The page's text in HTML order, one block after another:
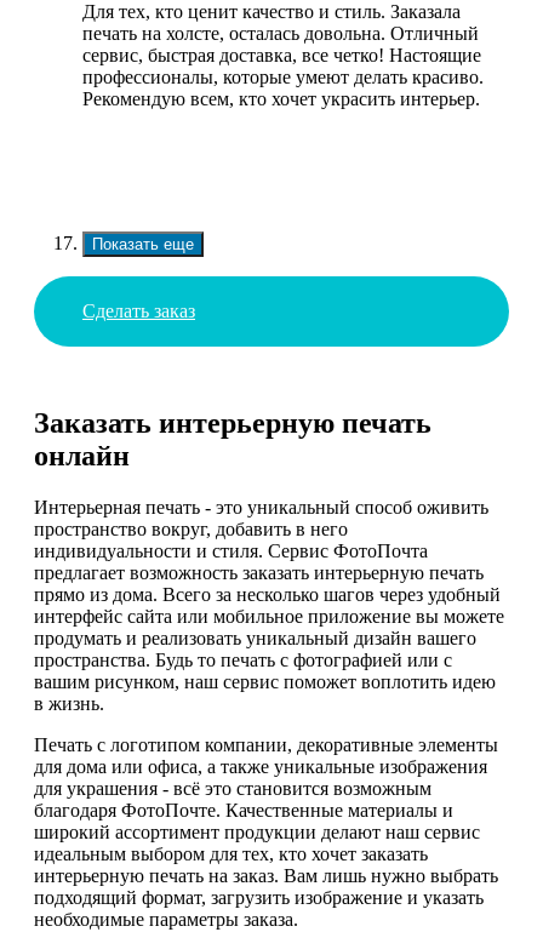
Для тех, кто ценит качество и стиль. Заказала
печать на холсте, осталась довольна. Отличный
сервис, быстрая доставка, все четко! Настоящие
профессионалы, которые умеют делать красиво.
Рекомендую всем, кто хочет украсить интерьер.
Показать еще
Сделать заказ
Заказать интерьерную печать
онлайн
Интерьерная печать - это уникальный способ оживить
пространство вокруг, добавить в него
индивидуальности и стиля. Сервис ФотоПочта
предлагает возможность заказать интерьерную печать
прямо из дома. Всего за несколько шагов через удобный
интерфейс сайта или мобильное приложение вы можете
продумать и реализовать уникальный дизайн вашего
пространства. Будь то печать с фотографией или с
вашим рисунком, наш сервис поможет воплотить идею
в жизнь.
Печать с логотипом компании, декоративные элементы
для дома или офиса, а также уникальные изображения
для украшения - всё это становится возможным
благодаря ФотоПочте. Качественные материалы и
широкий ассортимент продукции делают наш сервис
идеальным выбором для тех, кто хочет заказать
интерьерную печать на заказ. Вам лишь нужно выбрать
подходящий формат, загрузить изображение и указать
необходимые параметры заказа.